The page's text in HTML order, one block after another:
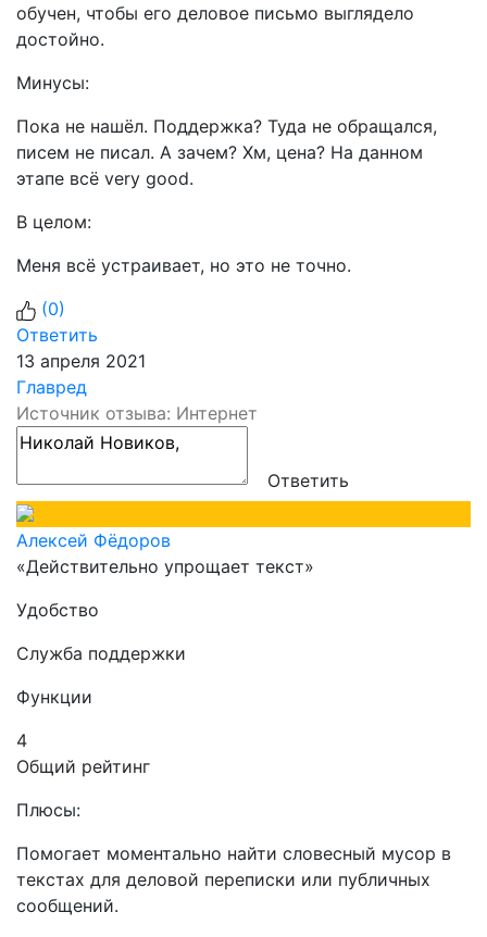
обучен, чтобы его деловое письмо выглядело
достойно.
Минусы:
Пока не нашёл. Поддержка? Туда не обращался,
писем не писал. А зачем? Хм, цена? На данном
этапе всё very good.
В целом:
Меня всё устраивает, но это не точно.
(0)
Ответить
13 апреля 2021
Главред
Источник отзыва: Интернет
Ответить
Алексей Фёдоров
«Действительно упрощает текст»
Удобство
Служба поддержки
Функции
4
Общий рейтинг
Плюсы:
Помогает моментально найти словесный мусор в
текстах для деловой переписки или публичных
сообщений.